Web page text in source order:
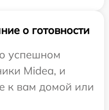
о готовности
успешном
Midea, и
к вам домой или